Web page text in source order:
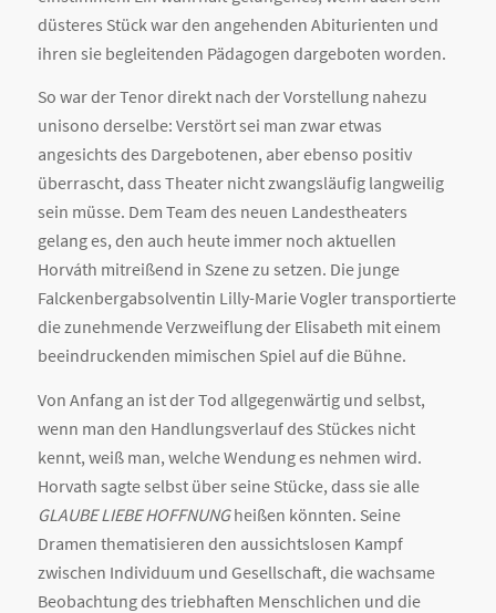
düsteres Stück war den angehenden Abiturienten und
ihren sie begleitenden Pädagogen dargeboten worden.
So war der Tenor direkt nach der Vorstellung nahezu
unisono derselbe: Verstört sei man zwar etwas
angesichts des Dargebotenen, aber ebenso positiv
überrascht, dass Theater nicht zwangsläufig langweilig
sein müsse. Dem Team des neuen Landestheaters
gelang es, den auch heute immer noch aktuellen
Horváth mitreißend in Szene zu setzen. Die junge
Falckenbergabsolventin Lilly-Marie Vogler transportierte
die zunehmende Verzweiflung der Elisabeth mit einem
beeindruckenden mimischen Spiel auf die Bühne.
Von Anfang an ist der Tod allgegenwärtig und selbst,
wenn man den Handlungsverlauf des Stückes nicht
kennt, weiß man, welche Wendung es nehmen wird.
Horvath sagte selbst über seine Stücke, dass sie alle
GLAUBE LIEBE HOFFNUNGheißen könnten. Seine
Dramen thematisieren den aussichtslosen Kampf
zwischen Individuum und Gesellschaft, die wachsame
Beobachtung des triebhaften Menschlichen und die